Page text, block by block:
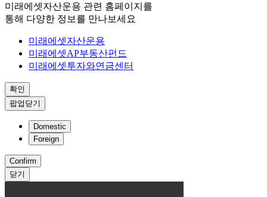
미래에셋자산운용 관련 홈페이지를
통해 다양한 정보를 만나보세요
미래에셋자산운용
미래에셋AP부동산펀드
미래에셋투자와연금센터
확인
팝업닫기
Domestic
Foreign
Confirm
닫기